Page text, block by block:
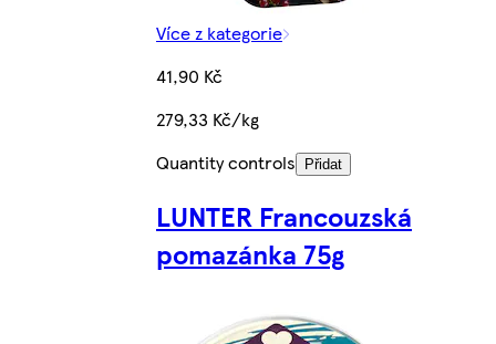
Více z kategorie
41,90 Kč
279,33 Kč/kg
Quantity controls
Přidat
LUNTER Francouzská
pomazánka 75g